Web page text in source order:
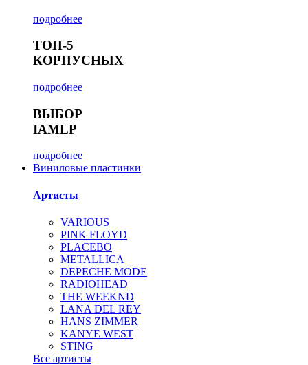
подробнее
ТОП-5
КОРПУСНЫХ
подробнее
ВЫБОР
IAMLP
подробнее
Виниловые пластинки
Артисты
VARIOUS
PINK FLOYD
PLACEBO
METALLICA
DEPECHE MODE
RADIOHEAD
THE WEEKND
LANA DEL REY
HANS ZIMMER
KANYE WEST
STING
Все артисты